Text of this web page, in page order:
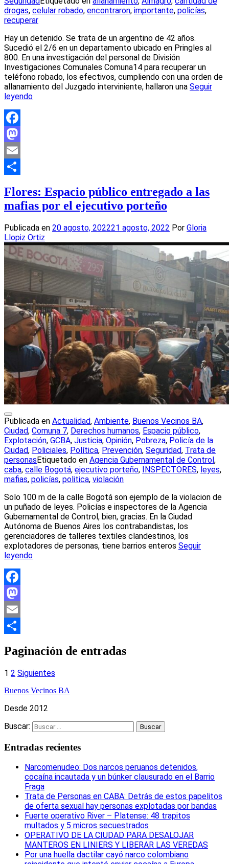
drogas, celular robado, encontraron, importante, policías,
recuperar
Hay un detenido. Se trata de un argentino de 42 años.
Sucedió el 2/6 en un departamento ubicado en Pringles al
800. En una investigación del personal de División
Investigaciones Comunales Comuna14 para recuperar un
teléfono robado, los efectivos, cumpliendo con una orden de
allanamiento del Juzgado interviniente, hallaron una Seguir
leyendo
Facebook
Mastodon
Email
Flores: Espacio público entregado a las
mafias por el ejecutivo porteño
Publicada en 20 agosto, 202221 agosto, 2022 Por Gloria
Llopiz Ortiz
Publicada en Actualidad, Ambiente, Buenos Vecinos BA,
Ciudad, Comuna 7, Derechos humanos, Espacio público,
Explotación, GCBA, Justicia, Opinión, Pobreza, Policía de la
Ciudad, Policiales, Política, Prevención, Seguridad, Trata de
personasEtiquetado en Agencia Gubernamental de Control,
caba, calle Bogotá, ejecutivo porteño, INSPECTORES, leyes,
mafias, policías, politica, violación
Solo 100 m de la calle Bogotá son ejemplo de la violacion de
un puñado de leyes. Policías e inspectores de la Agencia
Gubernamental de Control, bien, gracias. En la Ciudad
Autónoma de Buenos Aires los contrabandistas, los
gerenciadores de talleres textiles clandestinos, los
explotadores de personas, tiene barrios enteros Seguir
leyendo
Facebook
Mastodon
Email
Paginación de entradas
1 2 Siguientes
Buenos Vecinos BA
Desde 2012
Buscar:
Entradas recientes
Narcomenudeo: Dos narcos peruanos detenidos,
cocaína incautada y un búnker clausurado en el Barrio
Fraga
Trata de Personas en CABA: Detrás de estos papelitos
de oferta sexual hay personas explotadas por bandas
Fuerte operativo River – Platense: 48 trapitos
multados y 5 micros secuestrados
OPERATIVO DE LA CIUDAD PARA DESALOJAR
MANTEROS EN LINIERS Y LIBERAR LAS VEREDAS
Por una huella dactilar cayó narco colombiano